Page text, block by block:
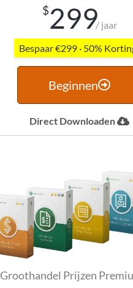
$299/ jaar
Bespaar €299 · 50%
Beginnen
Direct Downloaden
Groothandel Prijzen